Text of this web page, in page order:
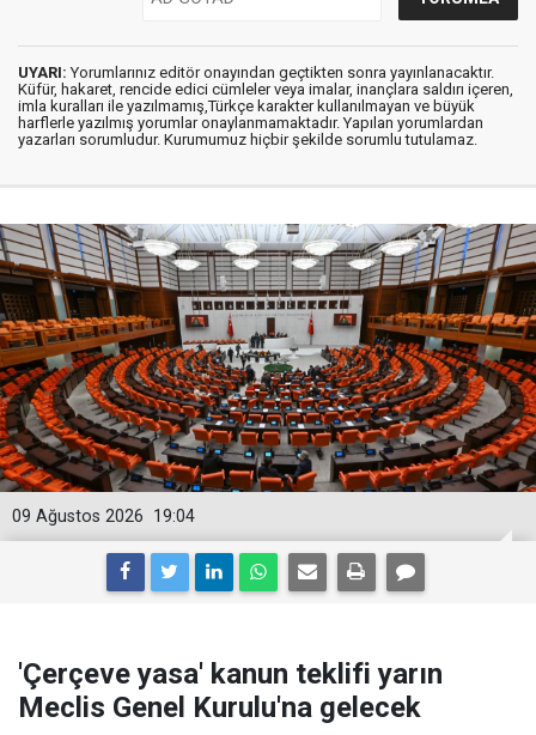
UYARI: Yorumlarınız editör onayından geçtikten sonra yayınlanacaktır.
Küfür, hakaret, rencide edici cümleler veya imalar, inançlara saldırı içeren,
imla kuralları ile yazılmamış,Türkçe karakter kullanılmayan ve büyük
harflerle yazılmış yorumlar onaylanmamaktadır. Yapılan yorumlardan
yazarları sorumludur. Kurumumuz hiçbir şekilde sorumlu tutulamaz.
19:04
09 Ağustos 2026
'Çerçeve yasa' kanun teklifi yarın
Meclis Genel Kurulu'na gelecek